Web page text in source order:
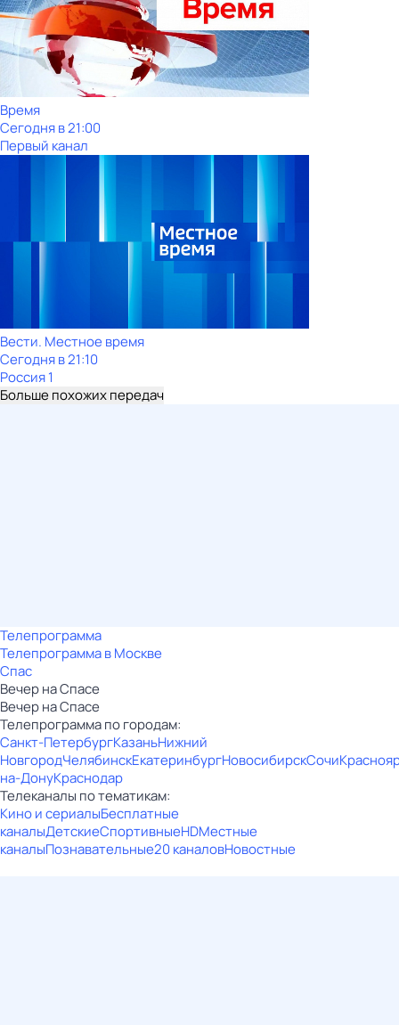
Время
Сегодня в 21:00
Первый канал
Вести. Местное время
Сегодня в 21:10
Россия 1
Больше похожих передач
Телепрограмма
Телепрограмма в Москве
Спас
Вечер на Спасе
Вечер на Спасе
Телепрограмма по городам:
Санкт-ПетербургКазаньНижний
НовгородЧелябинскЕкатеринбургНовосибирскСочи
на-ДонуКраснодар
Телеканалы по тематикам:
Кино и сериалыБесплатные
каналыДетскиеСпортивныеHDМестные
каналыПознавательные20 каналовНовостные